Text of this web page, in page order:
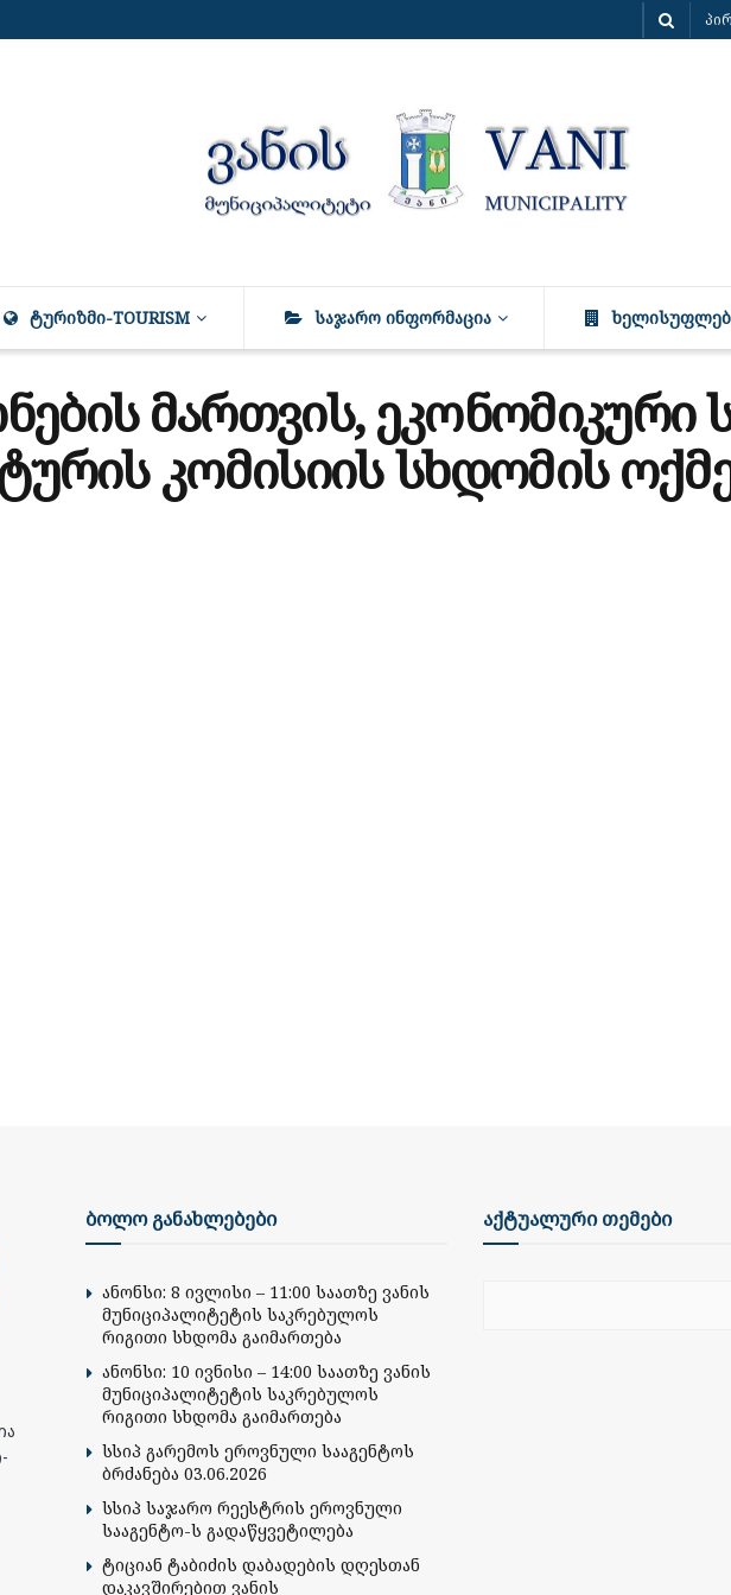
ᲢᲣᲠᲘᲖᲛᲘ-TOURISM ᲡᲐᲯᲐᲠᲝ ᲘᲜᲤᲝᲠᲛᲐᲪᲘᲐ
მართვის, ეკონომიკური
კომისიის სხდომის
ბოლო განახლებები
ანონსი: 8 ივლისი – 11:00 საათზე ვანის
მუნიციპალიტეტის საკრებულოს
რიგითი სხდომა გაიმართება
ანონსი: 10 ივნისი – 14:00 საათზე ვანის
მუნიციპალიტეტის საკრებულოს
რიგითი სხდომა გაიმართება
სსიპ გარემოს ეროვნული სააგენტოს
ბრძანება 03.06.2026
სსიპ საჯარო რეესტრის ეროვნული
სააგენტო-ს გადაწყვეტილება
ტიციან ტაბიძის დაბადების დღესთან
დაკავშირებით ვანის
აქტუალური თემები